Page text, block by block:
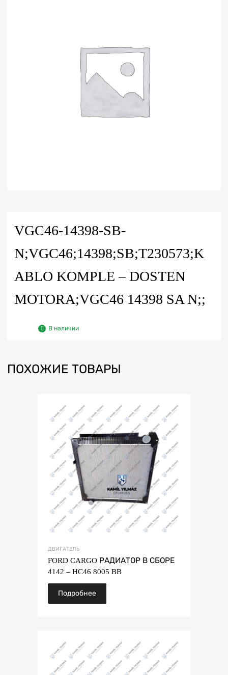
VGC46-14398-SB-
N;VGC46;14398;SB;T230573;K
ABLO KOMPLE – DOSTEN
MOTORA;VGC46 14398 SA N;;
В наличии
ПОХОЖИЕ ТОВАРЫ
ДВИГАТЕЛЬ
FORD CARGO РАДИАТОР В СБОРЕ
4142 – HC46 8005 BB
Подробнее